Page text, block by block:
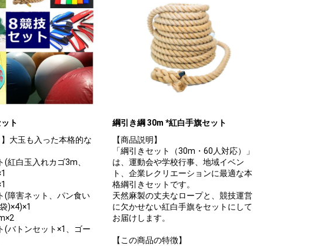
ト
】大玉も入った本格的な
(紅白玉入れカゴ3m、
(障害ネット、パン食い
)×4)×1
(バトンセット×1、ゴー
綱引き綱 30m *紅白手旗セット
【商品説明】
「綱引きセット（30m・60人対応）」
は、運動会や学校行事、地域イベン
ト、企業レクリエーションに最適な本
格綱引きセットです。
天然麻製の丈夫なロープと、競技運営
に欠かせない紅白手旗をセットにして
お届けします。
【この商品の特徴】